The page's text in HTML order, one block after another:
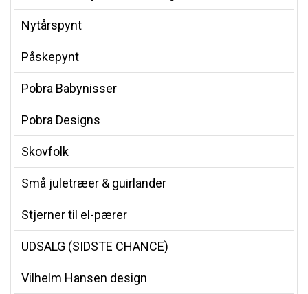
Nytårspynt
Påskepynt
Pobra Babynisser
Pobra Designs
Skovfolk
Små juletræer & guirlander
Stjerner til el-pærer
UDSALG (SIDSTE CHANCE)
Vilhelm Hansen design